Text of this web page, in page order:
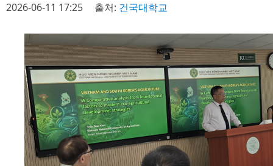
2026-06-11 17:25 출처: 건국대학교